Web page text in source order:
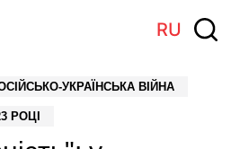
RU
УКРАЇНСЬКА ВІЙНА
РОЦІ